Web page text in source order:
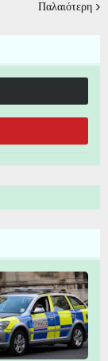
Παλαιότερη